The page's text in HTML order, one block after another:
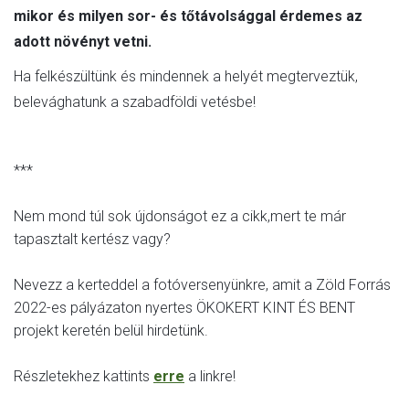
mikor és milyen sor- és tőtávolsággal érdemes az
adott növényt vetni.
Ha felkészültünk és mindennek a helyét megterveztük,
belevághatunk a szabadföldi vetésbe!
***
Nem mond túl sok újdonságot ez a cikk,mert te már
tapasztalt kertész vagy?
Nevezz a kerteddel a fotóversenyünkre, amit a Zöld Forrás
2022-es pályázaton nyertes ÖKOKERT KINT ÉS BENT
projekt keretén belül hirdetünk.
Részletekhez kattints erre a linkre!